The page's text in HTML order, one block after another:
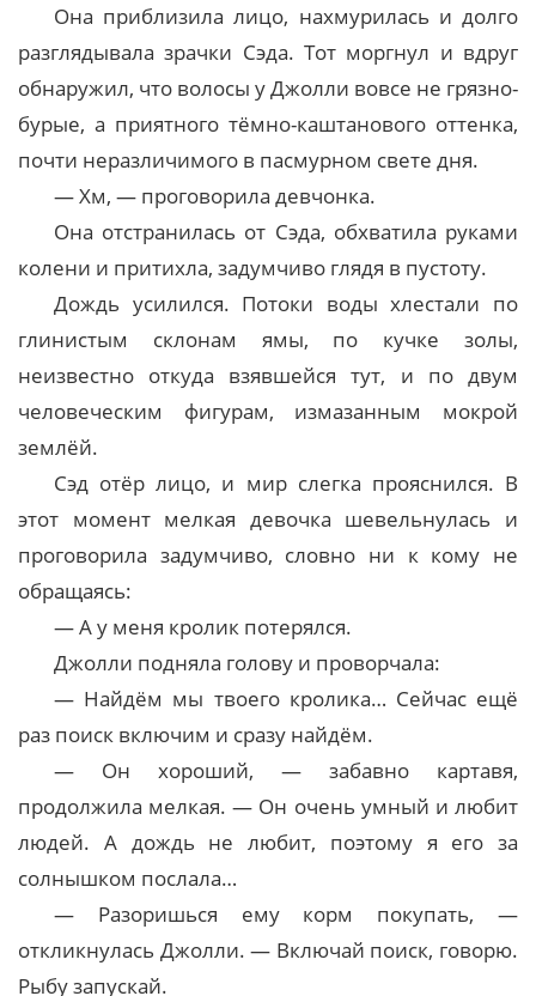
Она приблизила лицо, нахмурилась и долго
разглядывала зрачки Сэда. Тот моргнул и вдруг
обнаружил, что волосы у Джолли вовсе не грязно-
бурые, а приятного тёмно-каштанового оттенка,
почти неразличимого в пасмурном свете дня.
— Хм, — проговорила девчонка.
Она отстранилась от Сэда, обхватила руками
колени и притихла, задумчиво глядя в пустоту.
Дождь усилился. Потоки воды хлестали по
глинистым склонам ямы, по кучке золы,
неизвестно откуда взявшейся тут, и по двум
человеческим фигурам, измазанным мокрой
землёй.
Сэд отёр лицо, и мир слегка прояснился. В
этот момент мелкая девочка шевельнулась и
проговорила задумчиво, словно ни к кому не
обращаясь:
— А у меня кролик потерялся.
Джолли подняла голову и проворчала:
— Найдём мы твоего кролика… Сейчас ещё
раз поиск включим и сразу найдём.
— Он хороший, — забавно картавя,
продолжила мелкая. — Он очень умный и любит
людей. А дождь не любит, поэтому я его за
солнышком послала…
— Разоришься ему корм покупать, —
откликнулась Джолли. — Включай поиск, говорю.
Рыбу запускай.